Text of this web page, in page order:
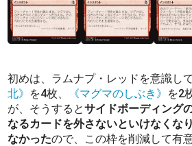
初めは、ラムナプ・レッドを意識して
北》 を4枚、 《マグマのしぶき》 を2
が、そうするとサイドボーディング
なるカードを外さないといけなくな
なかったので、この枠を削減して有